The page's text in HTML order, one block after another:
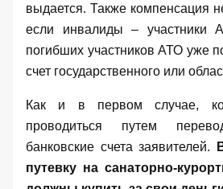
выдается. Также компенсация
если инвалиды – участники
погибших участников АТО уже
счет государственного или
Как и в первом случае,
проводиться путем
банковские счета заявителей.
путевку на санаторно-